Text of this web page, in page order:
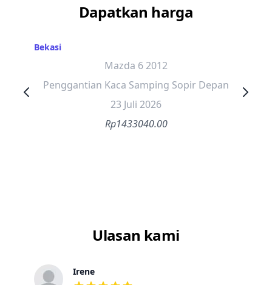
Dapatkan harga
Bekasi
Mazda 6 2012
Penggantian Kaca Samping Sopir Depan
23 Juli 2026
Rp1433040.00
Ulasan kami
Irene